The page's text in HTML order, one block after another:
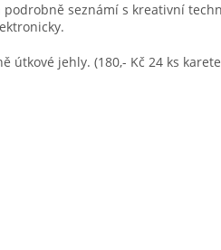
seznámí s kreativní
útkové jehly. (180,- Kč 24 ks